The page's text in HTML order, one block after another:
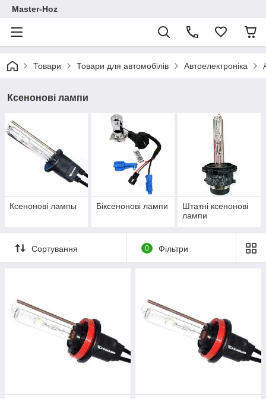
Master-Hoz
Товари Товари для автомобілів Автоелектроніка
Ксенонові лампи
Ксенонові лампы Біксенонові лампи
Штатні ксенонові
лампи
Сортування 0 Фільтри